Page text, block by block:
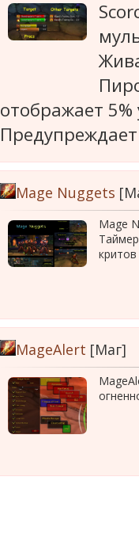
отображает
Mage Nuggets
Mage
MageAlert [Маг]